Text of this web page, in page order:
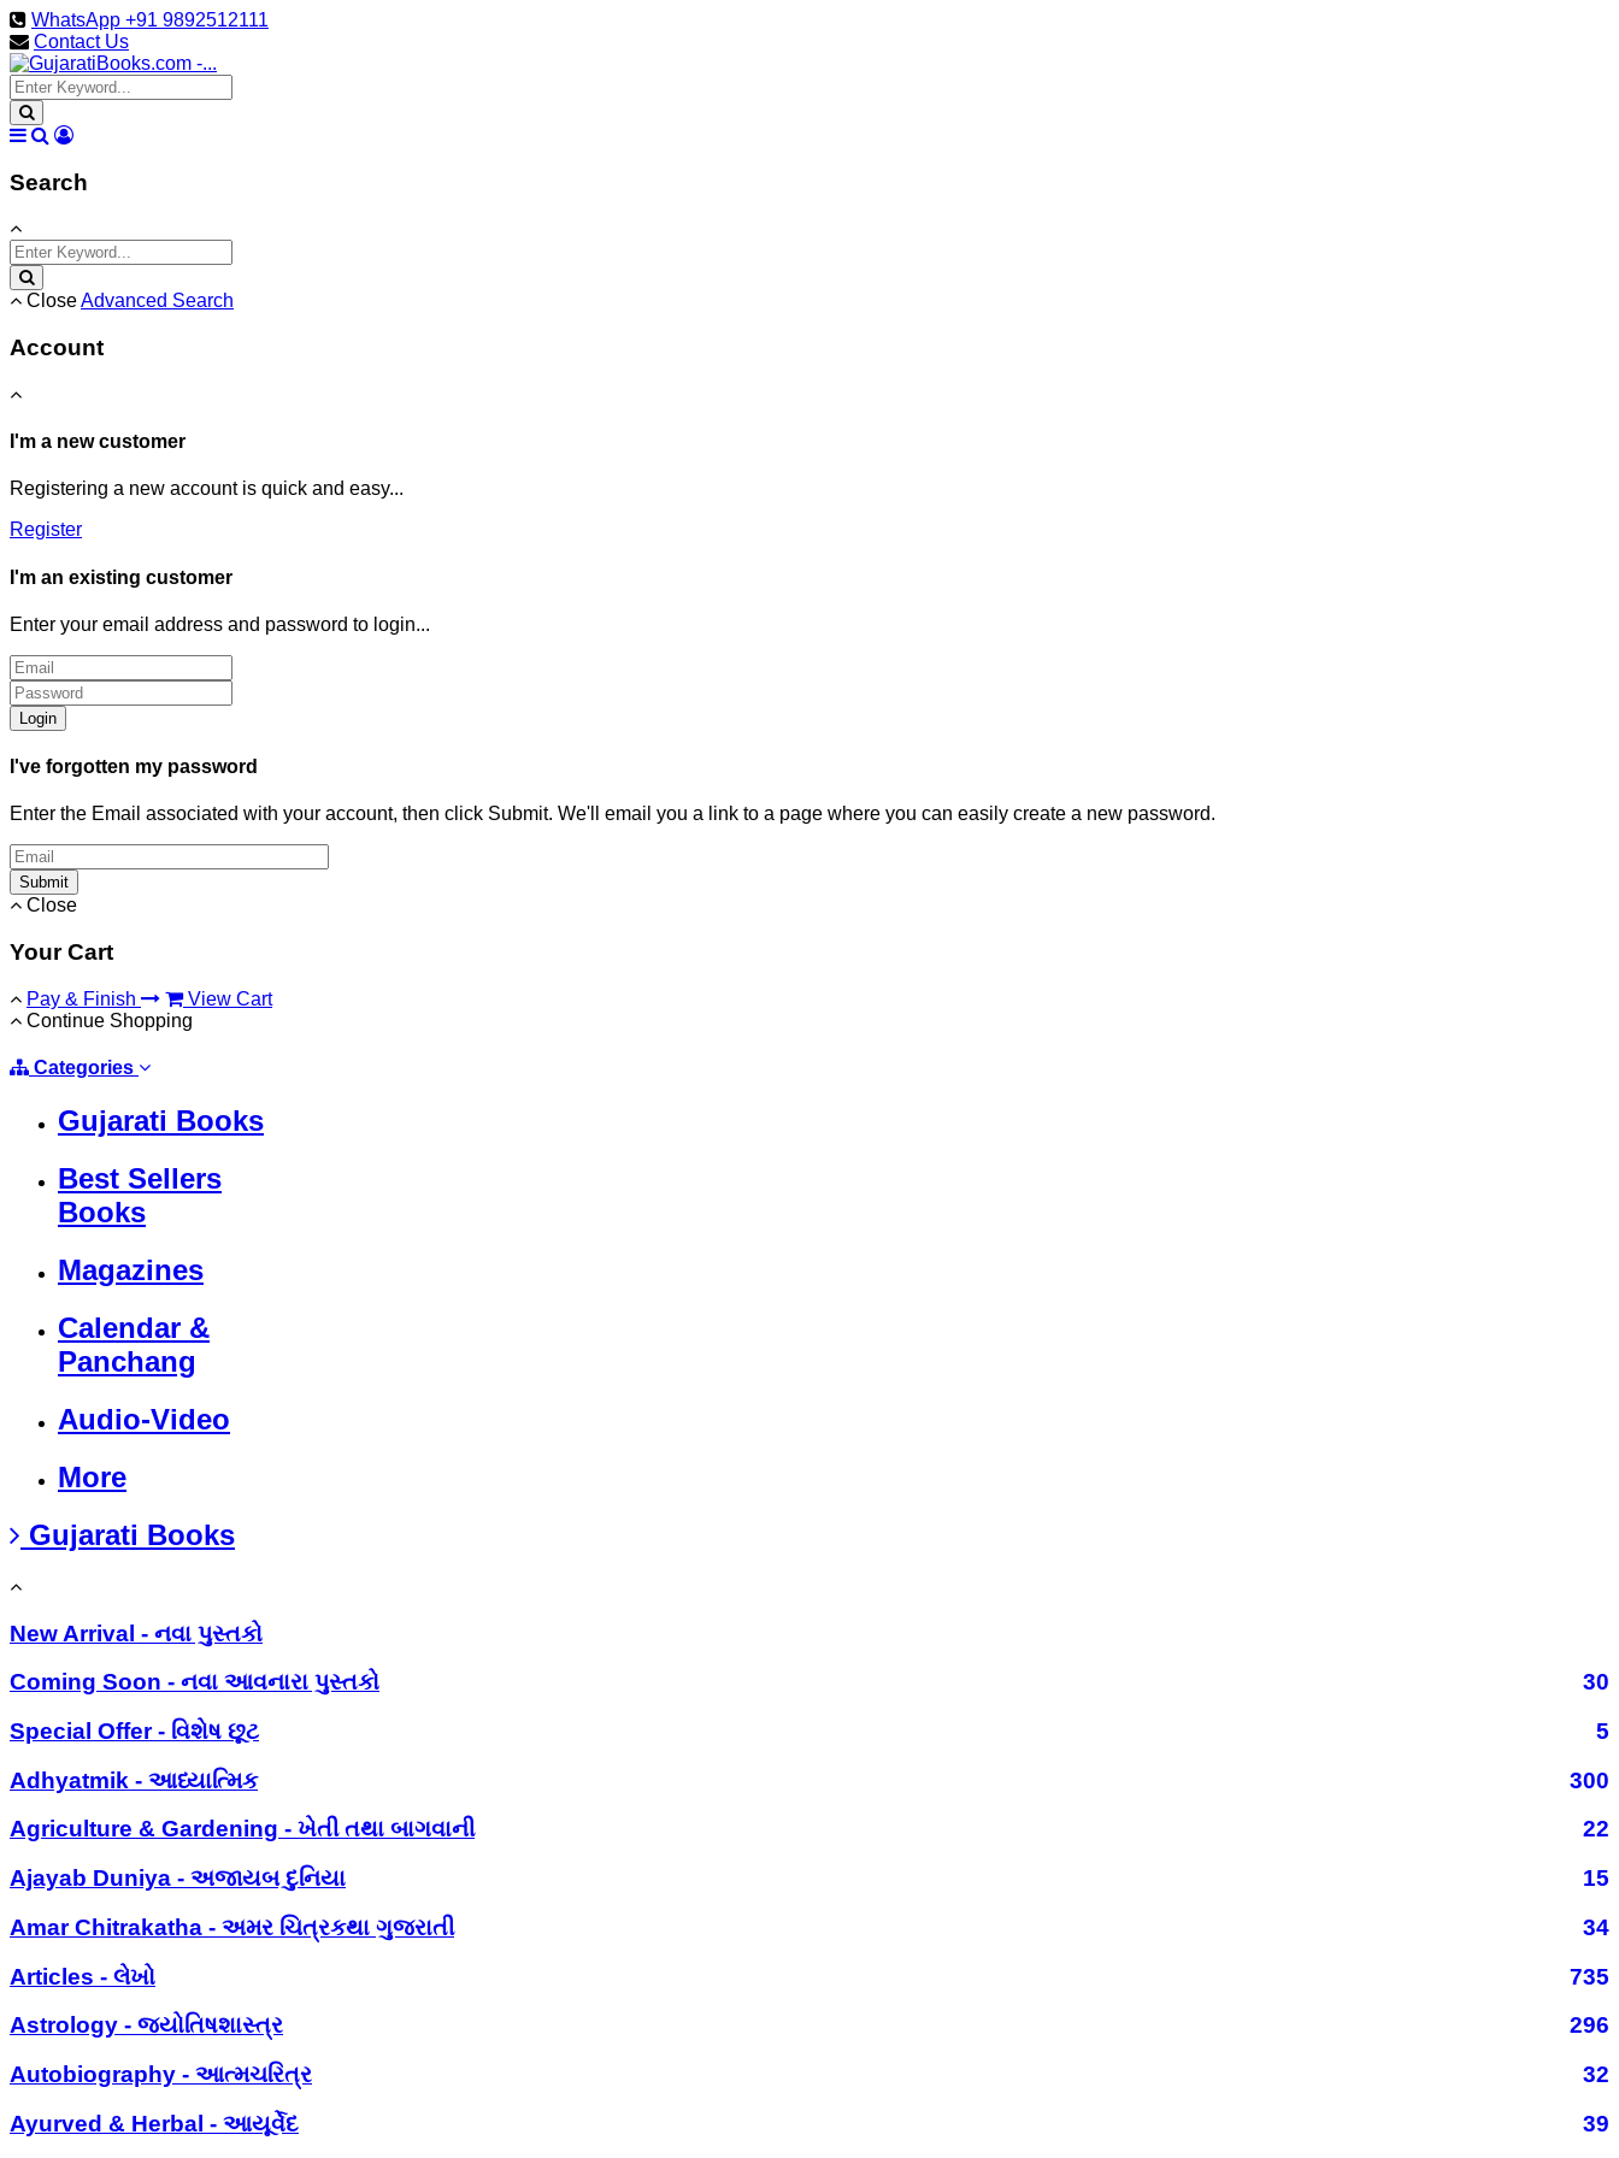
WhatsApp +91 9892512111
Contact Us
Search
CloseAdvanced Search
Account
I'm a new customer
Registering a new account is quick and easy...
Register
I'm an existing customer
Enter your email address and password to login...
Login
I've forgotten my password
Enter the Email associated with your account, then click Submit. We'll email you a link to a page where you can easily create a new password.
Submit
Close
Your Cart
Pay & Finish
View Cart
Continue Shopping
Categories
Gujarati Books
Best Sellers
Books
Magazines
Calendar &
Panchang
Audio-Video
More
Gujarati Books
New Arrival - નવા પુસ્તકો
Coming Soon - નવા આવનારા પુસ્તકો
30
Special Offer - વિશેષ છૂટ
5
Adhyatmik - આધ્યાત્મિક
300
Agriculture & Gardening - ખેતી તથા બાગવાની
22
Ajayab Duniya - અજાયબ દુનિયા
15
Amar Chitrakatha - અમર ચિત્રકથા ગુજરાતી
34
Articles - લેખો
735
Astrology - જ્યોતિષશાસ્ત્ર
296
Autobiography - આત્મચરિત્ર
32
Ayurved & Herbal - આયૂર્વેદ
39